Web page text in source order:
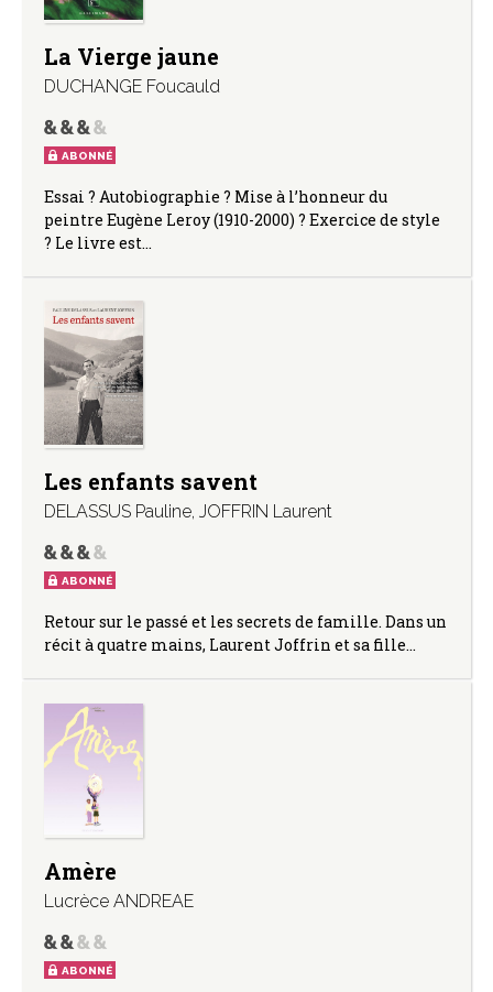
La Vierge jaune
DUCHANGE Foucauld
ABONNÉ
Essai ? Autobiographie ? Mise à l’honneur du
peintre Eugène Leroy (1910-2000) ? Exercice de style
? Le livre est…
Les enfants savent
DELASSUS Pauline, JOFFRIN Laurent
ABONNÉ
Retour sur le passé et les secrets de famille. Dans un
récit à quatre mains, Laurent Joffrin et sa fille…
Amère
Lucrèce ANDREAE
ABONNÉ